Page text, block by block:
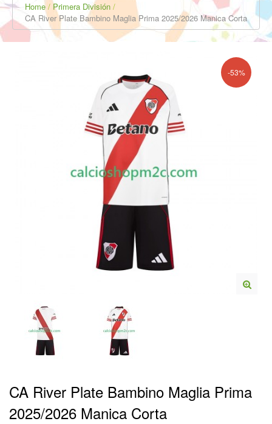
Home
Primera División
CA River Plate Bambino Maglia Prima 2025/2026 Manica Corta
-53%
CA River Plate Bambino Maglia Prima
2025/2026 Manica Corta